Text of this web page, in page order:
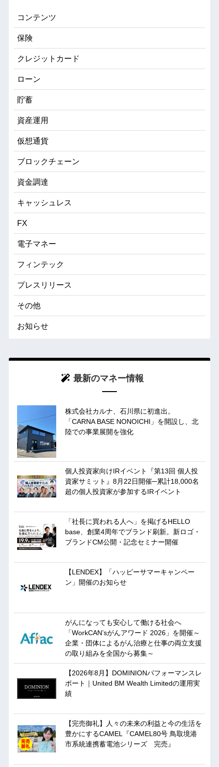
コンテンツ
保険
クレジットカード
ローン
貯蓄
資産運用
仮想通貨
ブロックチェーン
資金調達
キャッシュレス
FX
電子マネー
フィンテック
プレスリリース
その他
お知らせ
最新のマネー情報
株式会社カルナ、石川県に初進出。
「CARNA BASE NONOICHI」を開設し、北
陸での事業展開を強化
個人投資家向けIRイベント『第13回 個人投
資家サミット』8月22日開催─累計18,000名
超の個人投資家が参加するIRイベント
「社長に買われる人へ」を掲げるHELLO
base、創業4周年でブランド刷新。新ロゴ・
ブランドCM公開・記念セミナー開催
【LENDEX】「ハッピーサマーキャンペー
ン」開催のお知らせ
がんになっても安心して働ける社会へ
「WorkCAN’sがんアワード 2026」を開催～
企業・団体によるがん治療と仕事の両立支援
の取り組みを全国から募集～
【2026年8月】DOMINIONパフォーマンスレ
ポート｜United BM Wealth Limitedの運用実
績
【完売御礼】人々の未来の利益と今の生活を
豊かにするCAMEL『CAMEL80号 鳥取境港
市系統連携蓄電池シリーズ 完売』